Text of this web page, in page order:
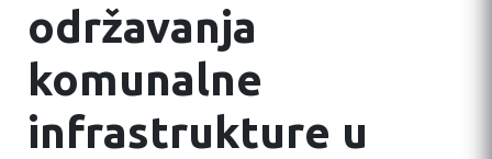
održavanja
komunalne
infrastrukture u